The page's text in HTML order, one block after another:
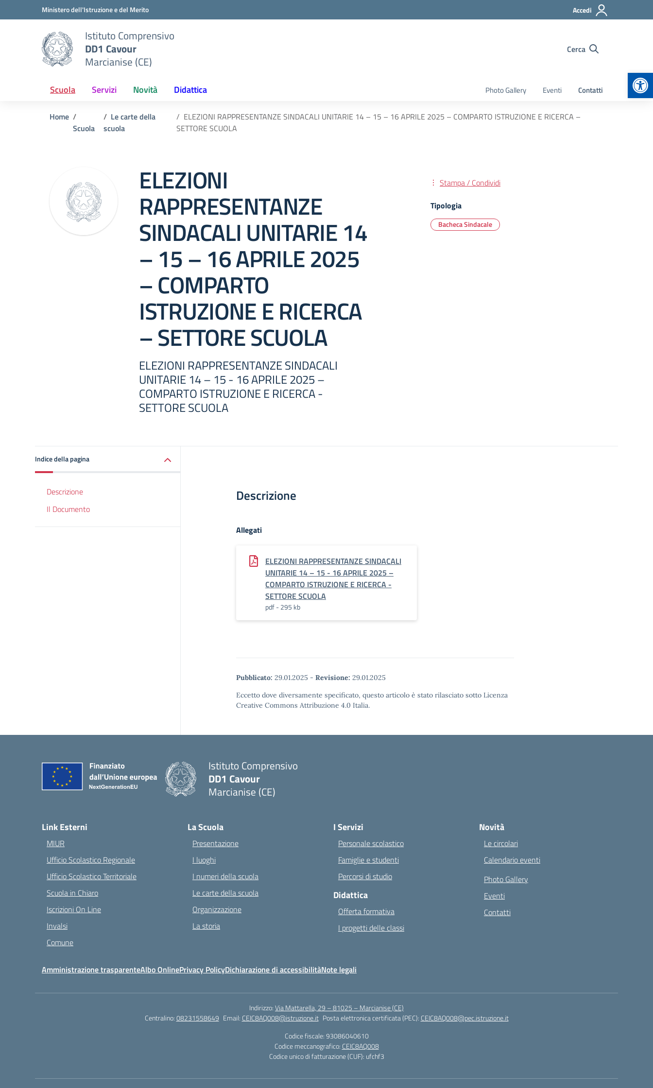
Vai ai contenuti
Vai al menu di navigazioneMinistero dell'Istruzione e del Merito Accedi
Istituto Comprensivo
DD1 Cavour
Marcianise (CE)
Cerca
Scuola Servizi Novità Didattica Photo Gallery Eventi Contatti
Home
Scuola
Le carte della
scuola
ELEZIONI RAPPRESENTANZE SINDACALI UNITARIE 14 – 15 – 16 APRILE 2025 – COMPARTO ISTRUZIONE E RICERCA –
SETTORE SCUOLA
ELEZIONI
RAPPRESENTANZE
SINDACALI UNITARIE 14
– 15 – 16 APRILE 2025
– COMPARTO
ISTRUZIONE E RICERCA
– SETTORE SCUOLA
ELEZIONI RAPPRESENTANZE SINDACALI
UNITARIE 14 – 15 - 16 APRILE 2025 –
COMPARTO ISTRUZIONE E RICERCA -
SETTORE SCUOLA
Stampa / Condividi
Tipologia
Bacheca Sindacale
Indice della pagina
Descrizione
Il Documento
Descrizione
Allegati
ELEZIONI RAPPRESENTANZE SINDACALI
UNITARIE 14 – 15 - 16 APRILE 2025 –
COMPARTO ISTRUZIONE E RICERCA -
SETTORE SCUOLA
pdf - 295 kb
Pubblicato: 29.01.2025 - Revisione: 29.01.2025
Eccetto dove diversamente specificato, questo articolo è stato rilasciato sotto Licenza
Creative Commons Attribuzione 4.0 Italia.
Istituto Comprensivo
DD1 Cavour
Marcianise (CE)
Link Esterni
MIUR
Ufficio Scolastico Regionale
Ufficio Scolastico Territoriale
Scuola in Chiaro
Iscrizioni On Line
Invalsi
Comune
La Scuola
Presentazione
I luoghi
I numeri della scuola
Le carte della scuola
Organizzazione
La storia
I Servizi
Personale scolastico
Famiglie e studenti
Percorsi di studio
Didattica
Offerta formativa
I progetti delle classi
Novità
Le circolari
Calendario eventi
Photo Gallery
Eventi
Contatti
Amministrazione trasparenteAlbo OnlinePrivacy PolicyDichiarazione di accessibilitàNote legali
Indirizzo:Via Mattarella, 29 – 81025 – Marcianise (CE)
Centralino:08231558649 Email: CEIC8AQ008@istruzione.it Posta elettronica certificata (PEC): CEIC8AQ008@pec.istruzione.it
Codice fiscale: 93086040610
Codice meccanografico: CEIC8AQ008
Codice unico di fatturazione (CUF): ufchf3